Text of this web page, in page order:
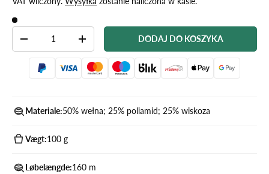
-
+ DODAJ DO KOSZYKA
Materiale:50% wełna; 25% poliamid; 25% wiskoza
Vægt:100 g
Løbelængde:160 m